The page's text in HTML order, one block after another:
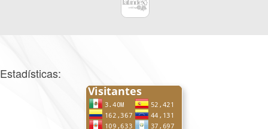
Estadísticas: